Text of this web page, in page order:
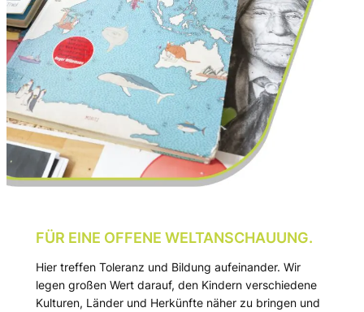
FÜR EINE OFFENE WELTANSCHAUUNG.
Hier treffen Toleranz und Bildung aufeinander. Wir
legen großen Wert darauf, den Kindern verschiedene
Kulturen, Länder und Herkünfte näher zu bringen und